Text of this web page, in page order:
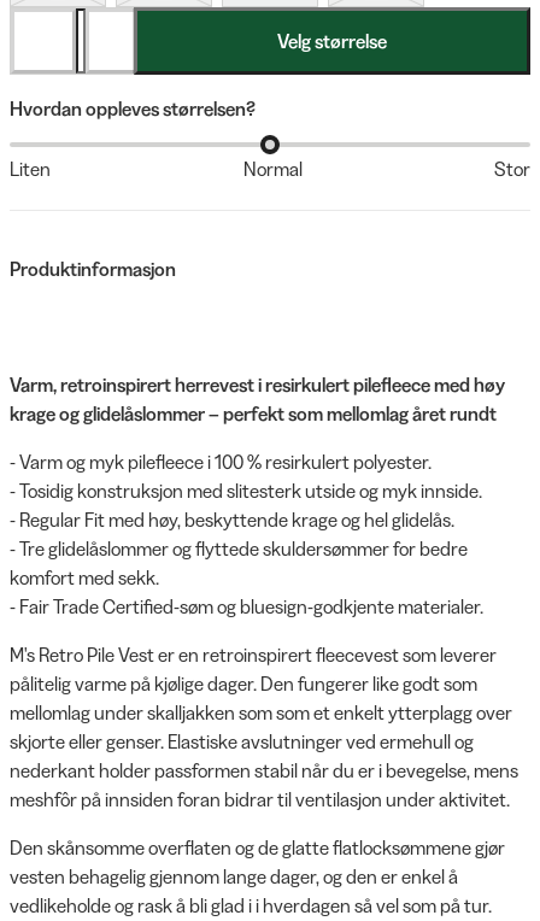
Velg størrelse
Hvordan oppleves størrelsen?
Liten Normal Stor
Produktinformasjon
Varm, retroinspirert herrevest i resirkulert pilefleece med høy
krage og glidelåslommer – perfekt som mellomlag året rundt
- Varm og myk pilefleece i 100 % resirkulert polyester.
- Tosidig konstruksjon med slitesterk utside og myk innside.
- Regular Fit med høy, beskyttende krage og hel glidelås.
- Tre glidelåslommer og flyttede skuldersømmer for bedre
komfort med sekk.
- Fair Trade Certified-søm og bluesign-godkjente materialer.
M's Retro Pile Vest er en retroinspirert fleecevest som leverer
pålitelig varme på kjølige dager. Den fungerer like godt som
mellomlag under skalljakken som som et enkelt ytterplagg over
skjorte eller genser. Elastiske avslutninger ved ermehull og
nederkant holder passformen stabil når du er i bevegelse, mens
meshfôr på innsiden foran bidrar til ventilasjon under aktivitet.
Den skånsomme overflaten og de glatte flatlocksømmene gjør
vesten behagelig gjennom lange dager, og den er enkel å
vedlikeholde og rask å bli glad i i hverdagen så vel som på tur.